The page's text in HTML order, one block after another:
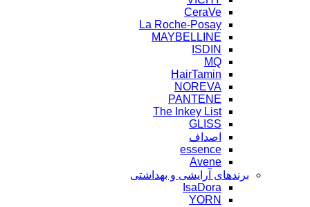
CeraVe
La Roche-Posay
MAYBELLINE
ISDIN
MQ
HairTamin
NOREVA
PANTENE
The Inkey List
GLISS
اصداف
essence
Avene
برندهای آرایشی و بهداشتی
IsaDora
YORN